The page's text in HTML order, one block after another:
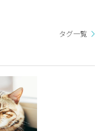
タグ一覧